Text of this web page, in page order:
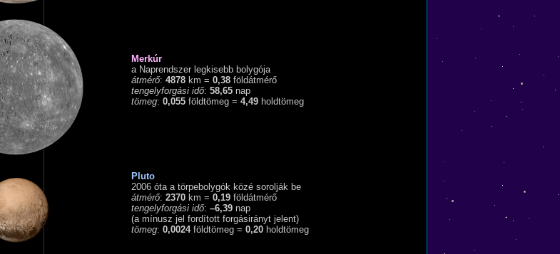
Merkúr
a Naprendszer legkisebb bolygója
átmérő: 4878km = 0,38földátmérő
tengelyforgási idő: 58,65nap
tömeg: 0,055földtömeg = 4,49holdtömeg
Pluto
2006 óta a törpebolygók közé sorolják be
átmérő: 2370km = 0,19földátmérő
tengelyforgási idő: –6,39nap
(a mínusz jel fordított forgásirányt jelent)
tömeg: 0,0024földtömeg = 0,20holdtömeg